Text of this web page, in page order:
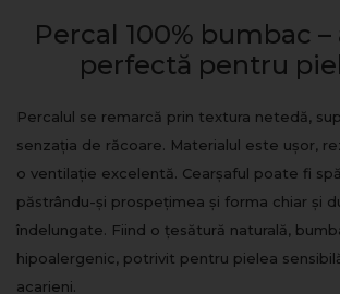
Percal 100% bumbac
perfectă pentru
Percalul se remarcă prin textura netedă,
senzația de răcoare. Materialul este ușor,
o ventilație excelentă. Cearșaful poate fi
păstrându-și prospețimea și forma chiar și
îndelungate. Fiind o țesătură naturală,
hipoalergenic, potrivit pentru pielea
acarieni.